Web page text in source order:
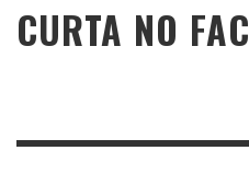
CURTA NO